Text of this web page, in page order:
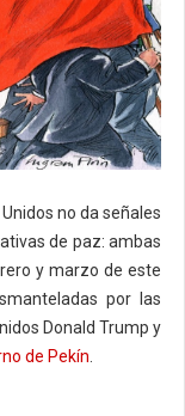
no da señales
de paz: ambas
y marzo de este
por las
Donald Trump y
de Pekín